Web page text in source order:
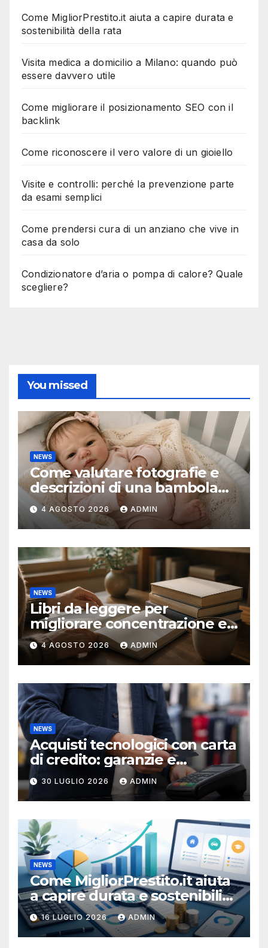
Come MigliorPrestito.it aiuta a capire durata e
sostenibilità della rata
Visita medica a domicilio a Milano: quando può
essere davvero utile
Come migliorare il posizionamento SEO con il
backlink
Come riconoscere il vero valore di un gioiello
Visite e controlli: perché la prevenzione parte
da esami semplici
Come prendersi cura di un anziano che vive in
casa da solo
Condizionatore d’aria o pompa di calore? Quale
scegliere?
You missed
NEWS
Come valutare fotografie e
descrizioni di una bambola
reborn
4 AGOSTO 2026 ADMIN
NEWS
Libri da leggere per
migliorare concentrazione e
produttività
4 AGOSTO 2026 ADMIN
NEWS
Acquisti tecnologici con carta
di credito: garanzie e
protezioni
30 LUGLIO 2026 ADMIN
NEWS
Come MigliorPrestito.it aiuta
a capire durata e sostenibilità
della rata
16 LUGLIO 2026 ADMIN